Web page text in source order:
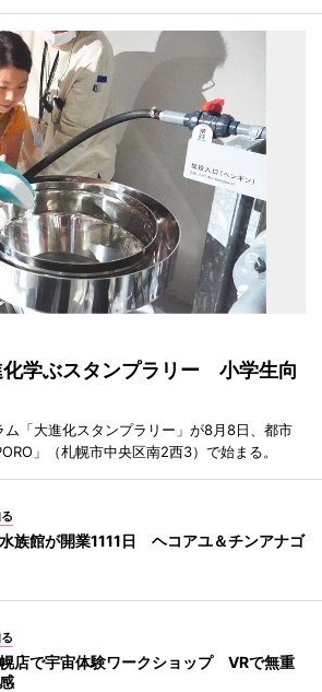
化学ぶスタンプラリー 小学生向
「大進化スタンプラリー」が8月8日、都市
」（札幌市中央区南2西3）で始まる。
族館が開業1111日 ヘコアユ＆チンアナゴ
店で宇宙体験ワークショップ VRで無重